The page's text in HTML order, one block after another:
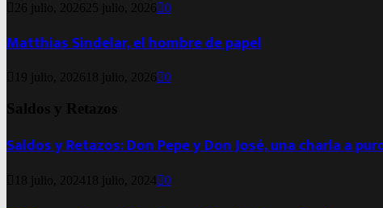
26 julio, 2026 25 julio, 2026 0
Matthias Sindelar, el hombre de papel
19 julio, 2026 18 julio, 2026 0
Saldos y Retazos
Saldos y Retazos: Don Pepe y Don José, una charla a
18 julio, 2024 18 julio, 2024 0